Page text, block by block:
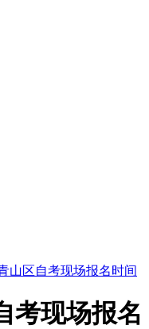
山区自考现场报名时间
考现场报名